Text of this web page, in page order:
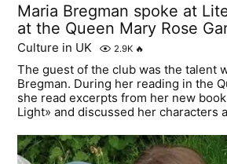
Maria Bregman spoke at
at the Queen Mary Rose
Culture in UK 2.9K 🔥
The guest of the club was the talent
Bregman. During her reading in the
she read excerpts from her new
Light» and discussed her characters